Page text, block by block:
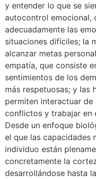
y entender lo que se
autocontrol emocional,
adecuadamente las
situaciones difíciles; la
alcanzar metas
empatía, que consiste
sentimientos de los
más respetuosas; y las
permiten interactuar
conflictos y trabajar en
Desde un enfoque
el que las capacidades
individuo están
concretamente la
desarrollándose hasta